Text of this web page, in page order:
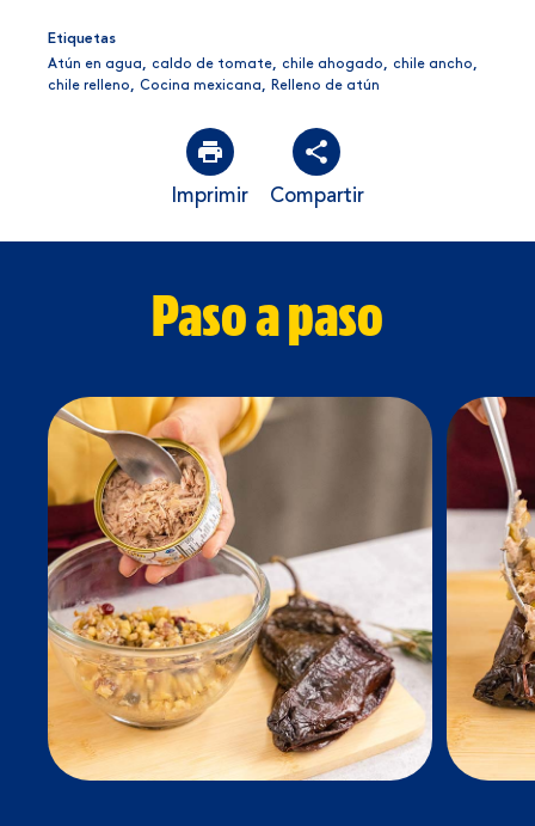
Etiquetas
Atún en agua, caldo de tomate, chile ahogado, chile ancho,
chile relleno,Cocina mexicana, Relleno de atún
Imprimir Compartir
Paso a paso